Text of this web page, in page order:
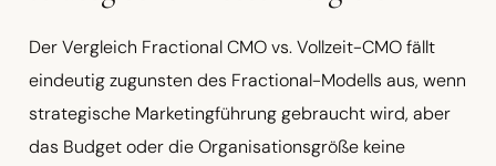
Der Vergleich Fractional CMO vs. Vollzeit-CMO fällt
eindeutig zugunsten des Fractional-Modells aus, wenn
strategische Marketingführung gebraucht wird, aber
das Budget oder die Organisationsgröße keine